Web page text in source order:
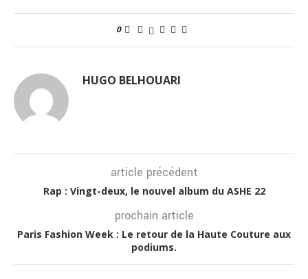
0
HUGO BELHOUARI
article précédent
Rap : Vingt-deux, le nouvel album du ASHE 22
prochain article
Paris Fashion Week : Le retour de la Haute Couture aux
podiums.